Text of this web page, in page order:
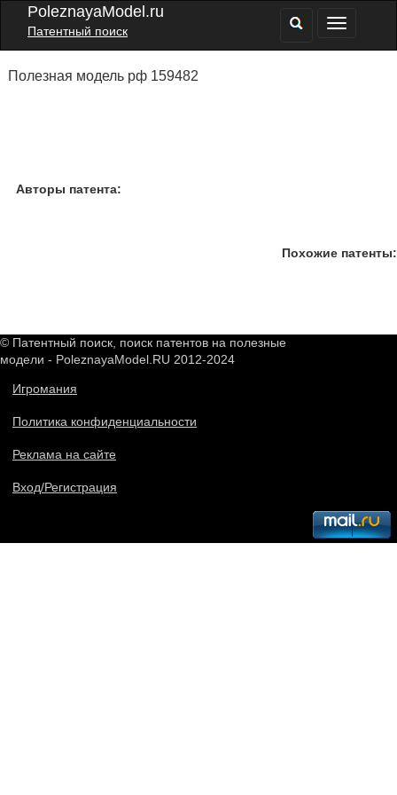
PoleznayaModel.ru
Патентный поиск
Полезная модель рф 159482
Авторы патента:
Похожие патенты:
© Патентный поиск, поиск патентов на полезные
модели - PoleznayaModel.RU 2012-2024
Игромания
Политика конфиденциальности
Реклама на сайте
Вход/Регистрация